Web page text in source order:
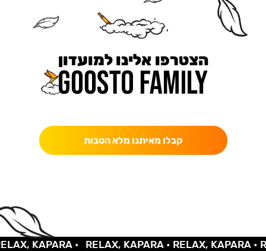
הצטרפו אלינו למועדון
קבלו מאיתנו מלא הטבות
KAPARA • RELAX, KAPARA •RELAX, KAPARA •